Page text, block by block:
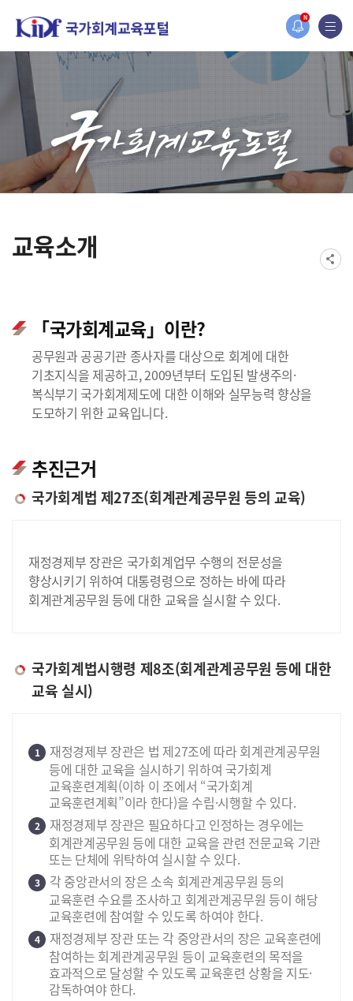
N
2019년도 국가회계 전문교육 사전수요조사 안내
[설문조사] 2019년도 국가회계 전문교육 사전수
교육소개
「국가회계교육」이란?
공무원과 공공기관 종사자를 대상으로 회계에 대한
기초지식을 제공하고, 2009년부터 도입된 발생주의·
복식부기 국가회계제도에 대한 이해와 실무능력 향상을
도모하기 위한 교육입니다.
추진근거
국가회계법 제27조(회계관계공무원 등의 교육)
재정경제부 장관은 국가회계업무 수행의 전문성을
향상시키기 위하여 대통령령으로 정하는 바에 따라
회계관계공무원 등에 대한 교육을 실시할 수 있다.
국가회계법시행령 제8조(회계관계공무원 등에 대한
교육 실시)
1
재정경제부 장관은 법 제27조에 따라 회계관계공무원
등에 대한 교육을 실시하기 위하여 국가회계
교육훈련계획(이하 이 조에서 “국가회계
교육훈련계획”이라 한다)을 수립·시행할 수 있다.
2
재정경제부 장관은 필요하다고 인정하는 경우에는
회계관계공무원 등에 대한 교육을 관련 전문교육 기관
또는 단체에 위탁하여 실시할 수 있다.
3
각 중앙관서의 장은 소속 회계관계공무원 등의
교육훈련 수요를 조사하고 회계관계공무원 등이 해당
교육훈련에 참여할 수 있도록 하여야 한다.
4
재정경제부 장관 또는 각 중앙관서의 장은 교육훈련에
참여하는 회계관계공무원 등이 교육훈련의 목적을
효과적으로 달성할 수 있도록 교육훈련 상황을 지도·
감독하여야 한다.